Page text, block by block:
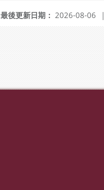
最後更新日期： 2026-08-06 |